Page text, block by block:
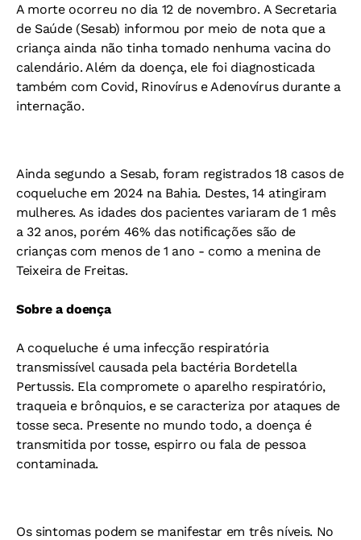
A morte ocorreu no dia 12 de novembro. A Secretaria
de Saúde (Sesab) informou por meio de nota que a
criança ainda não tinha tomado nenhuma vacina do
calendário. Além da doença, ele foi diagnosticada
também com Covid, Rinovírus e Adenovírus durante a
internação.
Ainda segundo a Sesab, foram registrados 18 casos de
coqueluche em 2024 na Bahia. Destes, 14 atingiram
mulheres. As idades dos pacientes variaram de 1 mês
a 32 anos, porém 46% das notificações são de
crianças com menos de 1 ano - como a menina de
Teixeira de Freitas.
Sobre a doença
A coqueluche é uma infecção respiratória
transmissível causada pela bactéria Bordetella
Pertussis. Ela compromete o aparelho respiratório,
traqueia e brônquios, e se caracteriza por ataques de
tosse seca. Presente no mundo todo, a doença é
transmitida por tosse, espirro ou fala de pessoa
contaminada.
Os sintomas podem se manifestar em três níveis. No